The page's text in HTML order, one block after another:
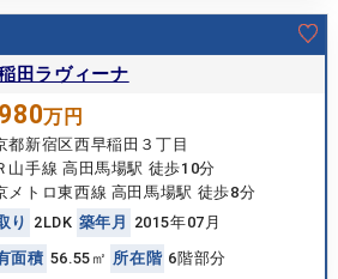
田ラヴィーナ
万円
都新宿区西早稲田３丁目
山手線 高田馬場駅 徒歩10分
メトロ東西線 高田馬場駅 徒歩8分
り 2LDK 築年 月
2015年07月
面積 56.55㎡ 所在 階 6階部分